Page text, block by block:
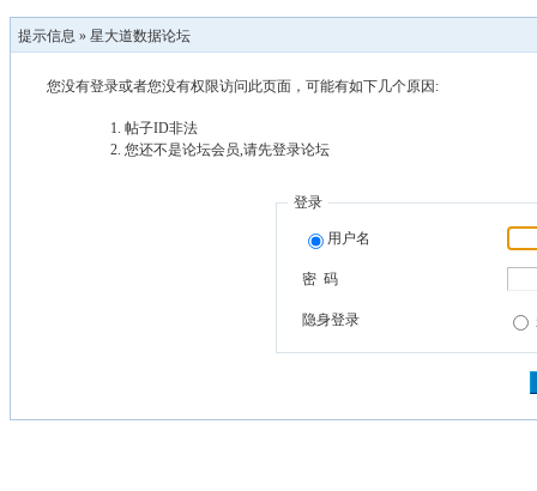
提示信息 » 星大道数据论坛
您没有登录或者您没有权限访问此页面，可能有如下几个原因:
帖子ID非法
您还不是论坛会员,请先登录论坛
登录
用户名
密 码
隐身登录